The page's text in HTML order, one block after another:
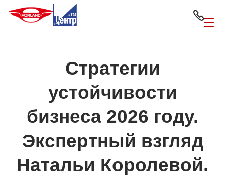
Стратегии
устойчивости
бизнеса 2026 году.
Экспертный взгляд
Натальи Королевой.